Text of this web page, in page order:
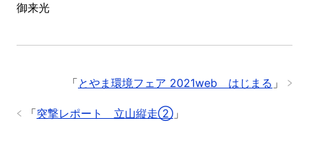
御来光
「とやま環境フェア 2021web はじまる 」
「突撃レポート 立山縦走②」